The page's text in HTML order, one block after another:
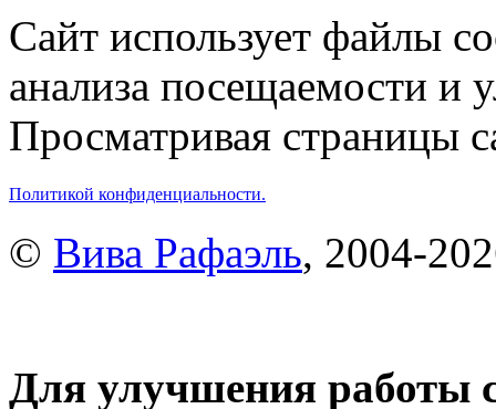
Сайт использует файлы
анализа посещаемости и
Просматривая страницы
Политикой конфиденциальности.
© Вива Рафаэль, 2004-
Для улучшения работы